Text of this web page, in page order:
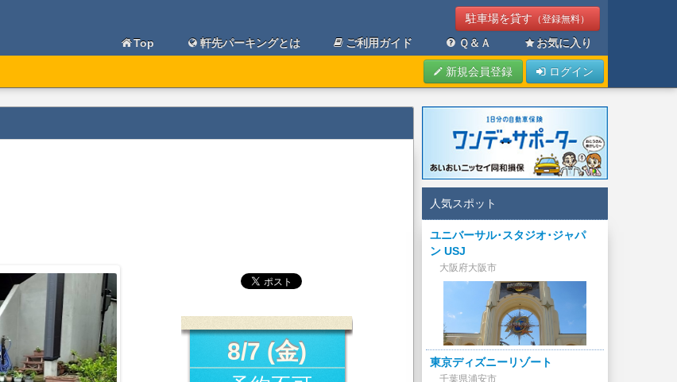
駐車場を貸す （登録無料）
Top 軒先パーキングとは ご利用ガイド Ｑ＆Ａ お気に入り
新規会員登録 ログイン
8/7 (金)
人気スポット
ユニバーサル･スタジオ･ジャパ
ン USJ
大阪府大阪市
東京ディズニーリゾート
千葉県浦安市